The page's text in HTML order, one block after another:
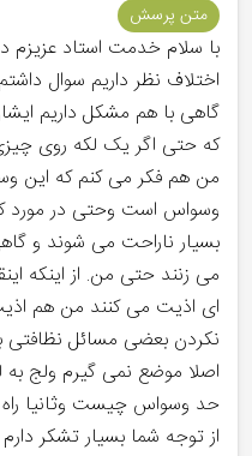
متن پرسش
با سلام خدمت استاد عزیزم
اختلاف نظر داریم سوال
گاهی با هم مشکل داریم
که حتی اگر یک لکه روی
من هم فکر می کنم که این
وسواس است وحتی در مورد
بسیار ناراحت می شوند و
می زنند حتی من. از اینکه
ای اذیت می کنند من هم
نکردن بعضی مسائل
اصلا موضع نمی گیرم ولج به
حد وسواس چیست وثانیا
از توجه شما بسیار تشکر دارم